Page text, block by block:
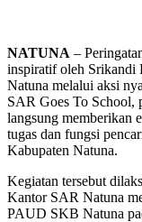
NATUNA –
inspiratif oleh Srikandi
Natuna melalui aksi
SAR Goes To School,
langsung memberikan
tugas dan fungsi
Kabupaten Natuna.
Kegiatan tersebut
Kantor SAR Natuna
PAUD SKB Natuna